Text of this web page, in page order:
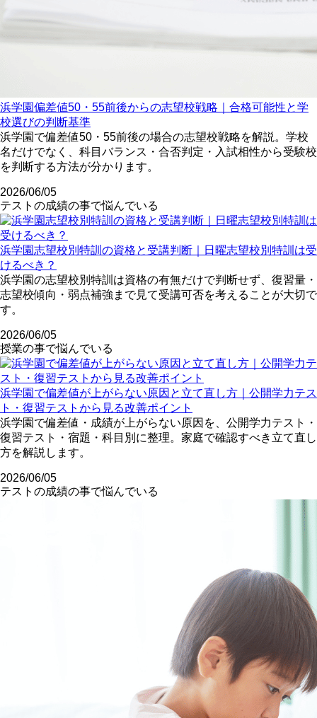
浜学園偏差値50・55前後からの志望校戦略｜合格可能性と学
校選びの判断基準
浜学園で偏差値50・55前後の場合の志望校戦略を解説。学校
名だけでなく、科目バランス・合否判定・入試相性から受験校
を判断する方法が分かります。
2026/06/05
テストの成績の事で悩んでいる
浜学園志望校別特訓の資格と受講判断｜日曜志望校別特訓は受
けるべき？
浜学園の志望校別特訓は資格の有無だけで判断せず、復習量・
志望校傾向・弱点補強まで見て受講可否を考えることが大切で
す。
2026/06/05
授業の事で悩んでいる
浜学園で偏差値が上がらない原因と立て直し方｜公開学力テス
ト・復習テストから見る改善ポイント
浜学園で偏差値・成績が上がらない原因を、公開学力テスト・
復習テスト・宿題・科目別に整理。家庭で確認すべき立て直し
方を解説します。
2026/06/05
テストの成績の事で悩んでいる